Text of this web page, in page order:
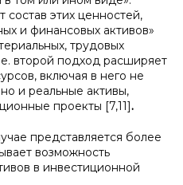
этих ценностей,
и финансовых активов»
трудовых
второй подход расширяет
включая в него не
и реальные активы,
проекты [7,11].
представляется более
возможность
в инвестиционной